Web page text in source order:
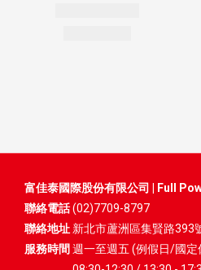
富佳泰國際股份有限公司 | Full
聯絡電話(02)7709-8797
聯絡地址 新北市蘆洲區集賢路393
服務時間 週一至週五 (例假日/國定